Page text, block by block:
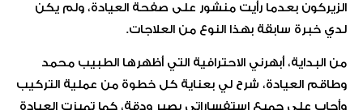
الزيركون بعدما رأيت منشور على صفحة العيادة، ولم يكن
لدي خبرة سابقة بهذا النوع من العلاجات.
من البداية، أبهرني الاحترافية التي أظهرها الطبيب محمد
وطاقم العيادة، شرح لي بعناية كل خطوة من عملية التركيب
وأجاب على جميع استفساراتي بصبر ودقة، كما تميزت العيادة